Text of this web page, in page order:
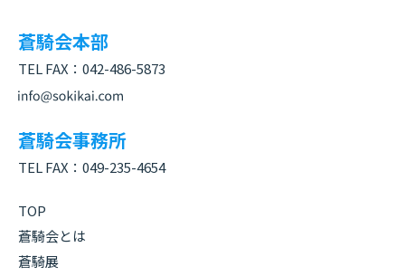
蒼騎会本部
TEL FAX： 042-486-5873
蒼騎会事務所
TEL FAX： 049-235-4654
TOP
蒼騎会とは
蒼騎展